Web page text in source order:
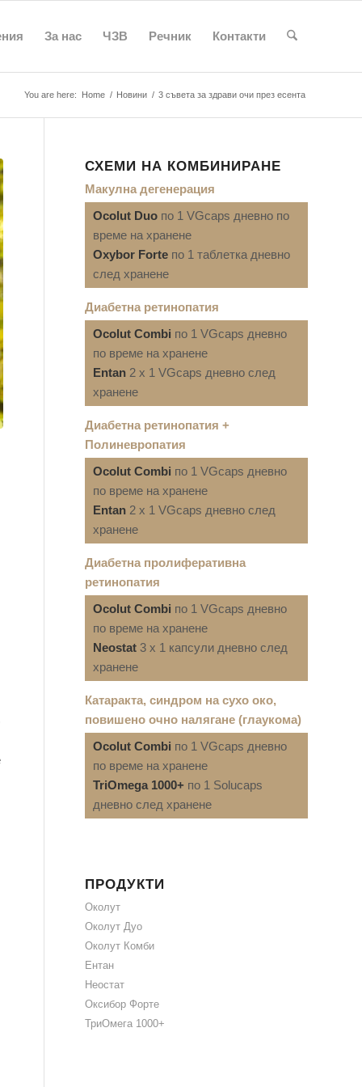
За нас ЧЗВ Речник Контакти
You are here: Home / Новини / 3 съвета за здрави очи през есента
СХЕМИ НА КОМБИНИРАНЕ
Макулна дегенерация
Ocolut Duo по 1 VGcaps дневно по
време на хранене
Oxybor Forte по 1 таблетка дневно
след хранене
Диабетна ретинопатия
Ocolut Combi по 1 VGcaps дневно
по време на хранене
Entan 2 x 1 VGcaps дневно след
хранене
Диабетна ретинопатия +
Полиневропатия
Ocolut Combi по 1 VGcaps дневно
по време на хранене
Entan 2 x 1 VGcaps дневно след
хранене
Диабетна пролиферативна
ретинопатия
Ocolut Combi по 1 VGcaps дневно
по време на хранене
Neostat 3 x 1 капсули дневно след
хранене
Катаракта, синдром на сухо око,
повишено очно налягане (глаукома)
Ocolut Combi по 1 VGcaps дневно
по време на хранене
TriOmega 1000+ по 1 Solucaps
дневно след хранене
ПРОДУКТИ
Околут
Околут Дуо
Околут Комби
Ентан
Неостат
Оксибор Форте
ТриОмега 1000+